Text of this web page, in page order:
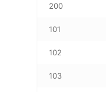
200
101
102
103